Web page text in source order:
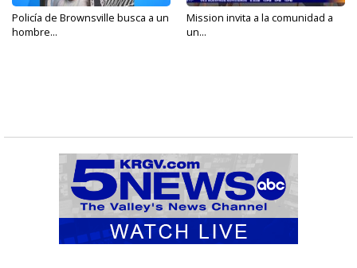
Policía de Brownsville busca a un
hombre...
Mission invita a la comunidad a
un...